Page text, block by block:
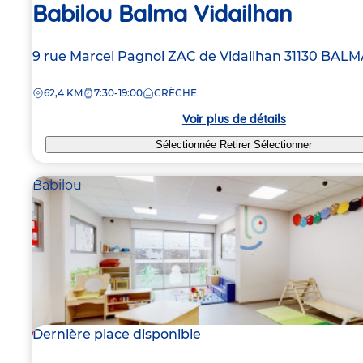
Babilou Balma Vidailhan
Adresse
la
9 rue Marcel Pagnol ZAC de Vidailhan 31130
DISTANCE
62,4 KM 7:30-19:00 CRÈCHE
Voir plus de détails
Sélectionnée RetirerSélectionner
Babilou
Dernière place disponible